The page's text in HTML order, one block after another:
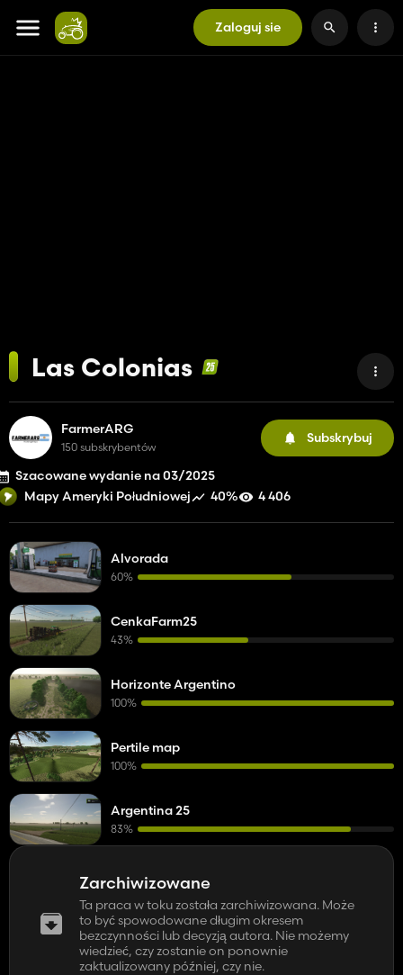
Zaloguj sie
Las Colonias
FarmerARG
150 subskrybentów
Subskrybuj
Szacowane wydanie na 03/2025
Mapy Ameryki Południowej
40% 4 406
Zarchiwizowane
Ta praca w toku została zarchiwizowana. Może
to być spowodowane długim okresem
bezczynności lub decyzją autora. Nie możemy
wiedzieć, czy zostanie on ponownie
zaktualizowany później, czy nie.
Alvorada
60%
CenkaFarm25
43%
Horizonte Argentino
100%
Pertile map
100%
Argentina 25
83%